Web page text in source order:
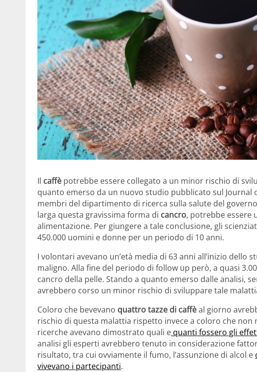
Il caffè potrebbe essere collegato a un minor rischio di
quanto emerso da un nuovo studio pubblicato sul
membri del dipartimento di ricerca sulla salute del
larga questa gravissima forma di cancro, potrebbe essere
alimentazione. Per giungere a tale conclusione, gli
450.000 uomini e donne per un periodo di 10 anni.
I volontari avevano un’età media di 63 anni all’inizio dello
maligno. Alla fine del periodo di follow up però, a quasi
cancro della pelle. Stando a quanto emerso dalle analisi,
avrebbero corso un minor rischio di sviluppare tale
Coloro che bevevano quattro tazze di caffèal giorno
rischio di questa malattia rispetto invece a coloro che non
ricerche avevano dimostrato quali e quanti fossero gli
analisi gli esperti avrebbero tenuto in considerazione
risultato, tra cui ovviamente il fumo, l’assunzione di alcol e
vivevano i partecipanti.